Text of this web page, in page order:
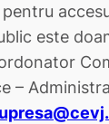
pentru
este
–